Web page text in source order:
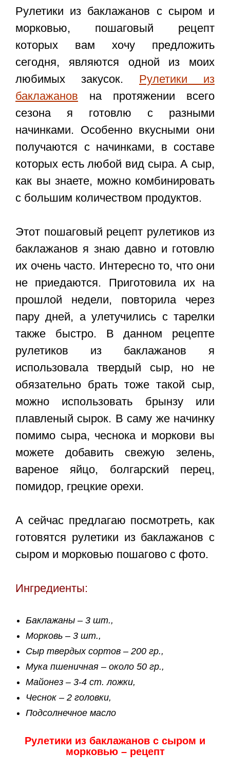
Рулетики из баклажанов с сыром и
морковью, пошаговый рецепт
которых вам хочу предложить
сегодня, являются одной из моих
любимых закусок. Рулетики из
баклажанов на протяжении всего
сезона я готовлю с разными
начинками. Особенно вкусными они
получаются с начинками, в составе
которых есть любой вид сыра. А сыр,
как вы знаете, можно комбинировать
с большим количеством продуктов.
Этот пошаговый рецепт рулетиков из
баклажанов я знаю давно и готовлю
их очень часто. Интересно то, что они
не приедаются. Приготовила их на
прошлой недели, повторила через
пару дней, а улетучились с тарелки
также быстро. В данном рецепте
рулетиков из баклажанов я
использовала твердый сыр, но не
обязательно брать тоже такой сыр,
можно использовать брынзу или
плавленый сырок. В саму же начинку
помимо сыра, чеснока и моркови вы
можете добавить свежую зелень,
вареное яйцо, болгарский перец,
помидор, грецкие орехи.
А сейчас предлагаю посмотреть, как
готовятся рулетики из баклажанов с
сыром и морковью пошагово с фото.
Ингредиенты:
Баклажаны – 3 шт.,
Морковь – 3 шт.,
Сыр твердых сортов – 200 гр.,
Мука пшеничная – около 50 гр.,
Майонез – 3-4 ст. ложки,
Чеснок – 2 головки,
Подсолнечное масло
Рулетики из баклажанов с сыром и
морковью – рецепт